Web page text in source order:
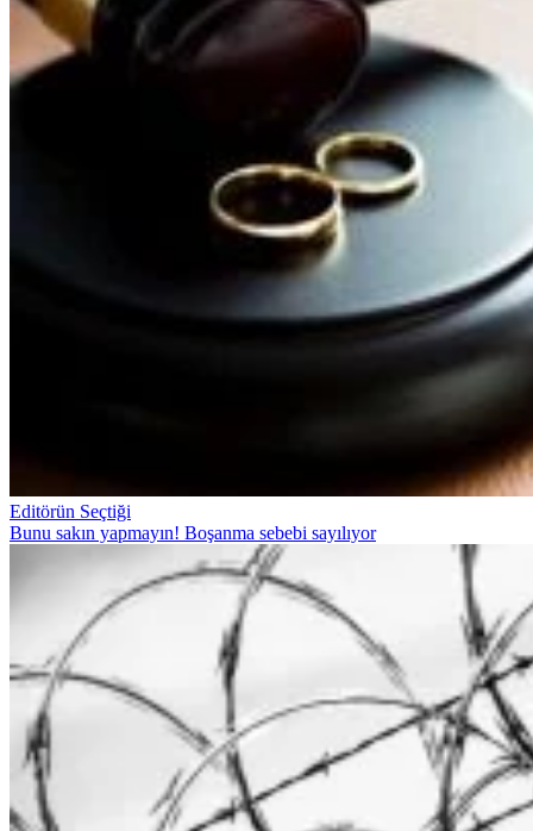
Editörün Seçtiği
Bunu sakın yapmayın! Boşanma sebebi sayılıyor